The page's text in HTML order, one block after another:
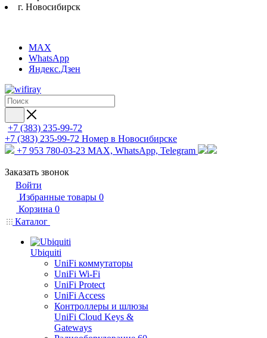
г. Новосибирск
MAX
WhatsApp
Яндекс.Дзен
+7 (383) 235-99-72
+7 (383) 235-99-72 Номер в Новосибирске
+7 953 780-03-23 MAX, WhatsApp, Telegram
Заказать звонок
Войти
Избранные товары 0
Корзина 0
Каталог
Ubiquiti
UniFi коммутаторы
UniFi Wi-Fi
UniFi Protect
UniFi Access
Контроллеры и шлюзы
UniFi Cloud Keys &
Gateways